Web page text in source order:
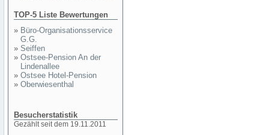
TOP-5 Liste Bewertungen
» Büro-Organisationsservice
G.G.
» Seiffen
» Ostsee-Pension An der
Lindenallee
» Ostsee Hotel-Pension
» Oberwiesenthal
Besucherstatistik
Gezählt seit dem 19.11.2011